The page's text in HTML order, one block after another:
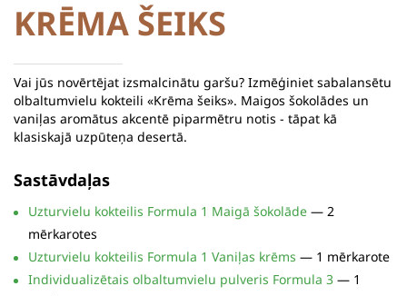
KRĒMA ŠEIKS
Vai jūs novērtējat izsmalcinātu garšu? Izmēģiniet sabalansētu
olbaltumvielu kokteili «Krēma šeiks». Maigos šokolādes un
vaniļas aromātus akcentē piparmētru notis - tāpat kā
klasiskajā uzpūteņa desertā.
Sastāvdaļas
Uzturvielu kokteilis Formula 1 Maigā šokolāde — 2
mērkarotes
Uzturvielu kokteilis Formula 1 Vaniļas krēms — 1 mērkarote
Individualizētais olbaltumvielu pulveris Formula 3 — 1